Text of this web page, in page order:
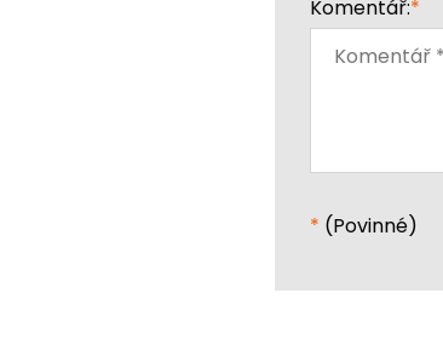
Komentář:*
* (Povinné)